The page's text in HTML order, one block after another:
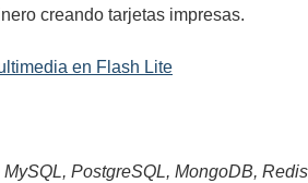
creando tarjetas impresas.
en Flash Lite
PostgreSQL, MongoDB,